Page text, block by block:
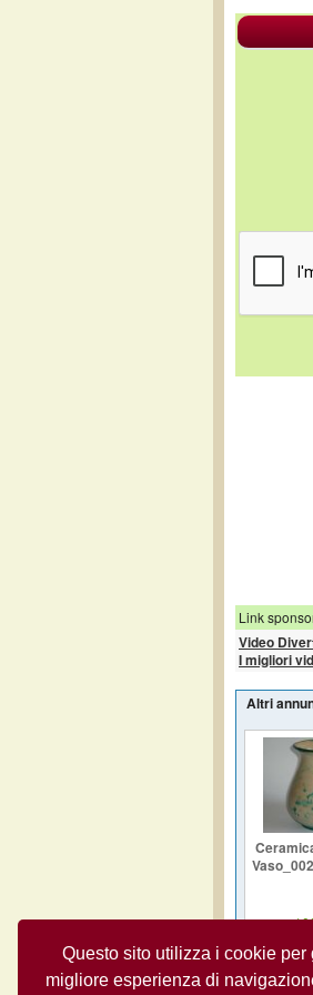
Questo sito utilizza i cookie per
migliore esperienza di
Link
Video
I migliori
Altri